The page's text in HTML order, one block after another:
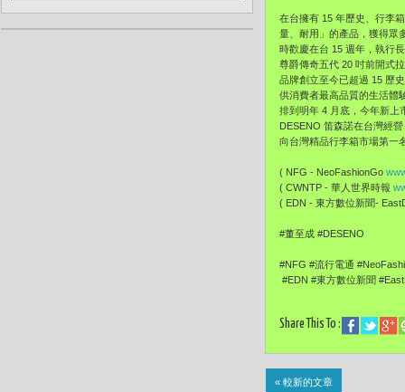
在台擁有 15 年歷史、行李
量、耐用」的產品，獲得眾
時歡慶在台 15 週年，執行
尊爵傳奇五代 20 吋前開式
品牌創立至今已超過 15 歷
供消費者最高品質的生活體
排到明年 4 月底，今年新上
DESENO 笛森諾在台灣經
向台灣精品行李箱市場第一
( NFG - NeoFashionGo
( CWNTP - 華人世界時報
( EDN - 東方數位新聞-
#董至成 #DESENO
#NFG #流行電通
#EDN #東方數位新聞
Share This To :
« 較新的文章